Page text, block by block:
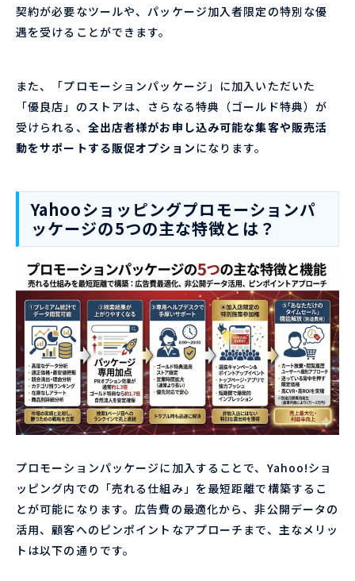
契約が必要なツールや、パッケージ加入者限定の特別な優
遇を受けることができます。
また、「プロモーションパッケージ」に加入いただいた
「優良店」のストアは、さらなる特典（ゴールド特典）が
受けられる、 全出店者様がお申し込み可能な集客や販売活
動をサポートする販促オプションになります。
Yahooショッピングプロモーションパ
ッケージの5つの主な特徴とは？
プロモーションパッケージに加入することで、Yahoo!ショ
ッピング内での「売れる仕組み」を最短距離で構築するこ
とが可能になります。広告費の最適化から、非公開データの
活用、顧客へのピンポイントなアプローチまで、主なメリッ
トは以下の通りです。